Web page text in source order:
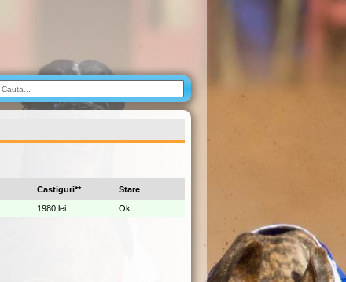
Castiguri**
Stare
1980 lei Ok